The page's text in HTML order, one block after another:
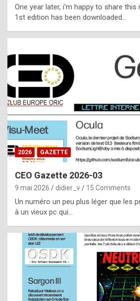
l
t
t
s
t
a
s
i
e
f
o
m
m
a
y
One year later, i’m happy to share this
1st edition has been downloaded…
2026 GAZETTE
CEO Gazette 2026-03
9 mai 2026 didier_v 15 Comments
Un numéro un peu plus léger que les
à un vieux pc qui…